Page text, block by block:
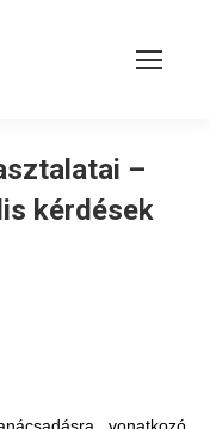
–
kérdések